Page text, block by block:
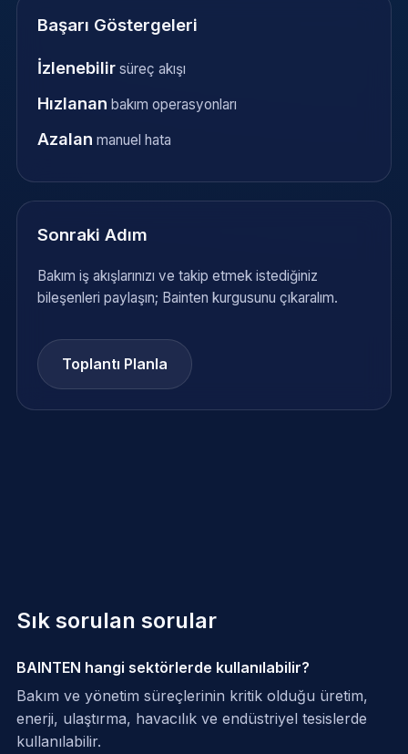
Başarı Göstergeleri
İzlenebilirsüreç akışı
Hızlanan bakım operasyonları
Azalan manuel hata
Sonraki Adım
Bakım iş akışlarınızı ve takip etmek istediğiniz
bileşenleri paylaşın; Bainten kurgusunu çıkaralım.
Toplantı Planla
Sık sorulan sorular
BAINTEN hangi sektörlerde kullanılabilir?
Bakım ve yönetim süreçlerinin kritik olduğu üretim,
enerji, ulaştırma, havacılık ve endüstriyel tesislerde
kullanılabilir.